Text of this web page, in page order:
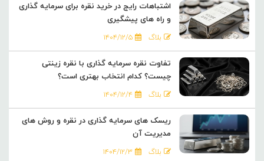
اشتباهات رایج در خرید نقره برای سرمایه گذاری
و راه های پیشگیری
بلاگ ۱۴۰۴/۱۲/۵
تفاوت نقره سرمایه گذاری با نقره زینتی
چیست؟ کدام انتخاب بهتری است؟
بلاگ ۱۴۰۴/۱۲/۴
ریسک های سرمایه گذاری در نقره و روش های
مدیریت آن
بلاگ ۱۴۰۴/۱۲/۳